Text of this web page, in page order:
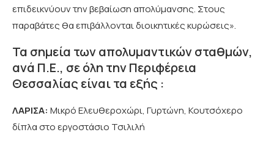
επιδεικνύουν την βεβαίωση απολύμανσης. Στους
παραβάτες θα επιβάλλονται διοικητικές κυρώσεις».
Τα σημεία των απολυμαντικών σταθμών,
ανά Π.Ε., σε όλη την Περιφέρεια
Θεσσαλίας είναι τα εξής :
ΛΑΡΙΣΑ: Μικρό Ελευθεροχώρι, Γυρτώνη, Κουτσόχερο
δίπλα στο εργοστάσιο Τσιλιλή